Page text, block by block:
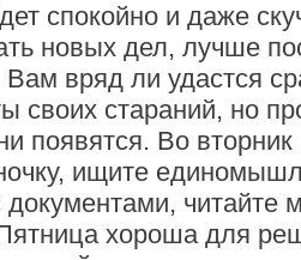
спокойно и даже
новых дел, лучше
вряд ли удастся
своих стараний, но
появятся. Во вторник
ищите
документами,
хороша для